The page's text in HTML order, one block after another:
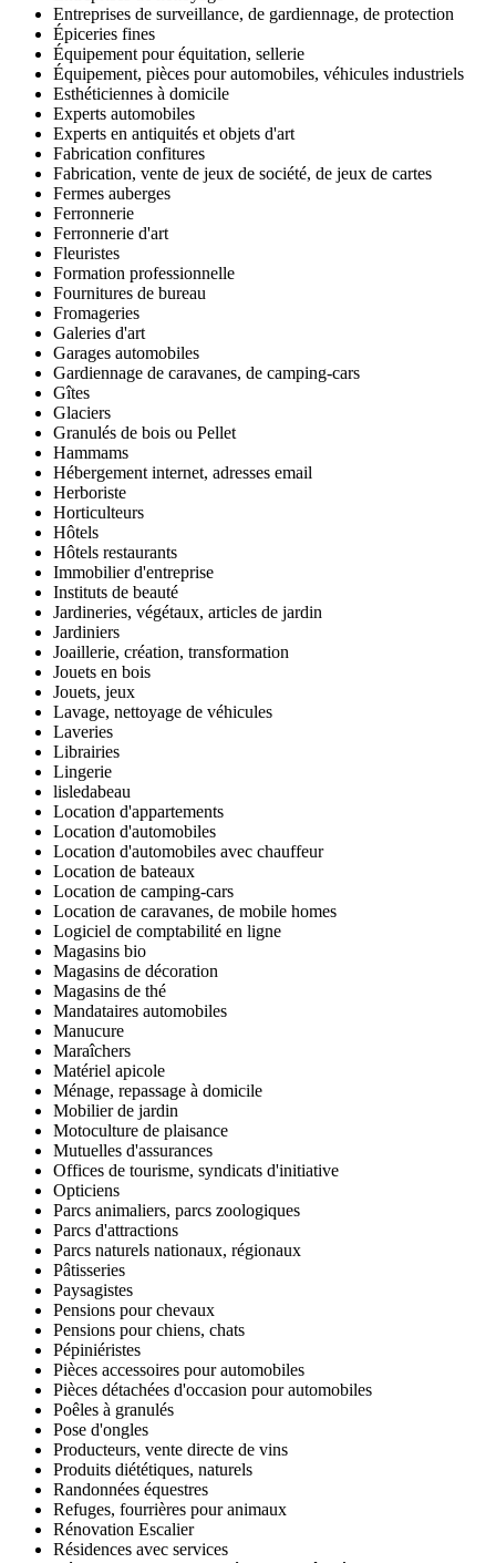
Entreprises de surveillance, de gardiennage, de protection
Épiceries fines
Équipement pour équitation, sellerie
Équipement, pièces pour automobiles, véhicules industriels
Esthéticiennes à domicile
Experts automobiles
Experts en antiquités et objets d'art
Fabrication confitures
Fabrication, vente de jeux de société, de jeux de cartes
Fermes auberges
Ferronnerie
Ferronnerie d'art
Fleuristes
Formation professionnelle
Fournitures de bureau
Fromageries
Galeries d'art
Garages automobiles
Gardiennage de caravanes, de camping-cars
Gîtes
Glaciers
Granulés de bois ou Pellet
Hammams
Hébergement internet, adresses email
Herboriste
Horticulteurs
Hôtels
Hôtels restaurants
Immobilier d'entreprise
Instituts de beauté
Jardineries, végétaux, articles de jardin
Jardiniers
Joaillerie, création, transformation
Jouets en bois
Jouets, jeux
Lavage, nettoyage de véhicules
Laveries
Librairies
Lingerie
lisledabeau
Location d'appartements
Location d'automobiles
Location d'automobiles avec chauffeur
Location de bateaux
Location de camping-cars
Location de caravanes, de mobile homes
Logiciel de comptabilité en ligne
Magasins bio
Magasins de décoration
Magasins de thé
Mandataires automobiles
Manucure
Maraîchers
Matériel apicole
Ménage, repassage à domicile
Mobilier de jardin
Motoculture de plaisance
Mutuelles d'assurances
Offices de tourisme, syndicats d'initiative
Opticiens
Parcs animaliers, parcs zoologiques
Parcs d'attractions
Parcs naturels nationaux, régionaux
Pâtisseries
Paysagistes
Pensions pour chevaux
Pensions pour chiens, chats
Pépiniéristes
Pièces accessoires pour automobiles
Pièces détachées d'occasion pour automobiles
Poêles à granulés
Pose d'ongles
Producteurs, vente directe de vins
Produits diététiques, naturels
Randonnées équestres
Refuges, fourrières pour animaux
Rénovation Escalier
Résidences avec services